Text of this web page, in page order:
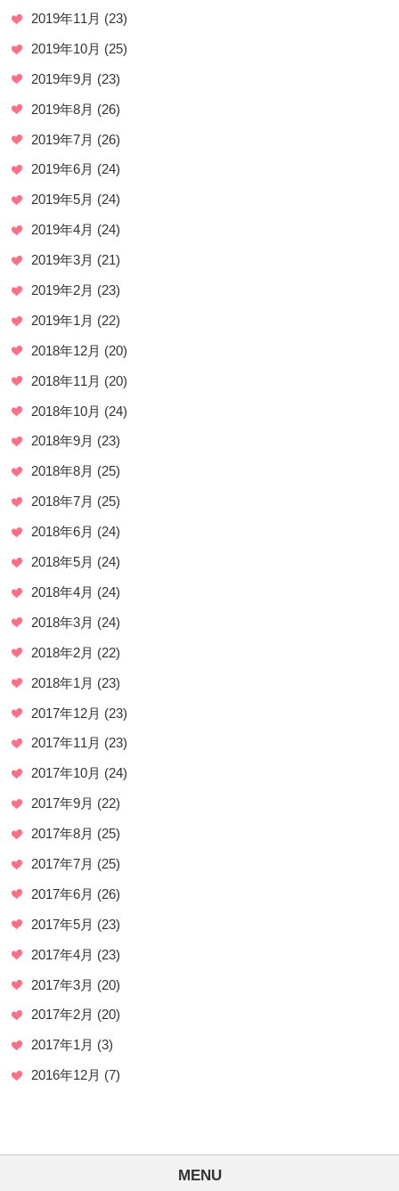
2019年11月 (23)
2019年10月 (25)
2019年9月 (23)
2019年8月 (26)
2019年7月 (26)
2019年6月 (24)
2019年5月 (24)
2019年4月 (24)
2019年3月 (21)
2019年2月 (23)
2019年1月 (22)
2018年12月 (20)
2018年11月 (20)
2018年10月 (24)
2018年9月 (23)
2018年8月 (25)
2018年7月 (25)
2018年6月 (24)
2018年5月 (24)
2018年4月 (24)
2018年3月 (24)
2018年2月 (22)
2018年1月 (23)
2017年12月 (23)
2017年11月 (23)
2017年10月 (24)
2017年9月 (22)
2017年8月 (25)
2017年7月 (25)
2017年6月 (26)
2017年5月 (23)
2017年4月 (23)
2017年3月 (20)
2017年2月 (20)
2017年1月 (3)
2016年12月 (7)
MENU